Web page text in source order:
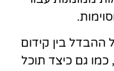
בין קידום
כמו גם כיצד תוכל